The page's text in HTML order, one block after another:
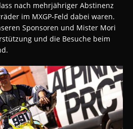
nach mehrjähriger Abstinenz
im MXGP-Feld dabei waren.
Sponsoren und Mister Mori
und die Besuche beim